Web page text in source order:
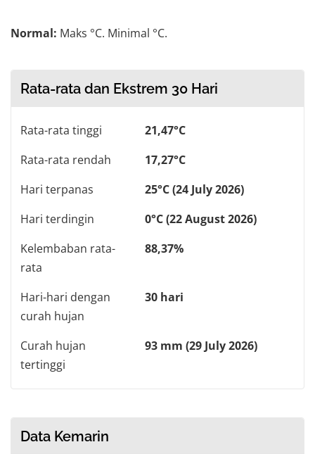
Normal: Maks °C. Minimal °C.
Rata-rata dan Ekstrem 30 Hari
Rata-rata tinggi
21,47°C
Rata-rata rendah
17,27°C
Hari terpanas
25°C (24 July 2026)
Hari terdingin
0°C (22 August 2026)
Kelembaban rata-
rata
88,37%
Hari-hari dengan
curah hujan
30 hari
Curah hujan
tertinggi
93 mm (29 July 2026)
Data Kemarin